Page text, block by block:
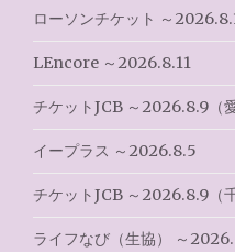
ローソンチケット ～
LEncore ～2026.8.11
チケットJCB ～2026.8.9（愛
イープラス ～2026.8.5
チケットJCB ～2026.8.9（千
ライフなび（生協） ～